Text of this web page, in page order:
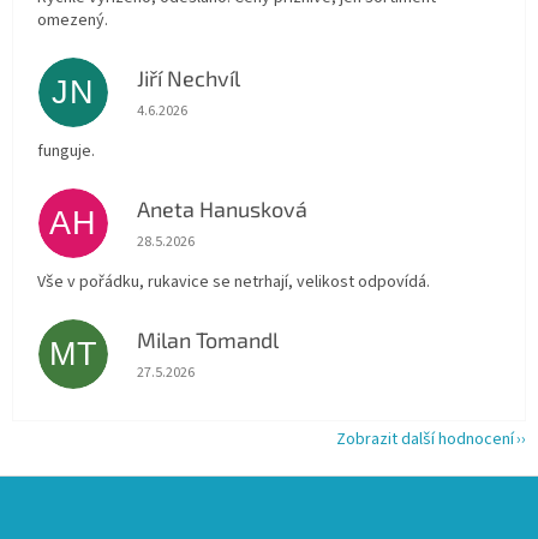
omezený.
JN Jiří Nechvíl
Hodnocení obchodu je 5 z 5 hvězdiček.
4.6.2026
funguje.
AH Aneta Hanusková
Hodnocení obchodu je 5 z 5 hvězdiček.
28.5.2026
Vše v pořádku, rukavice se netrhají, velikost odpovídá.
MT Milan Tomandl
Hodnocení obchodu je 5 z 5 hvězdiček.
27.5.2026
Zobrazit další hodnocení